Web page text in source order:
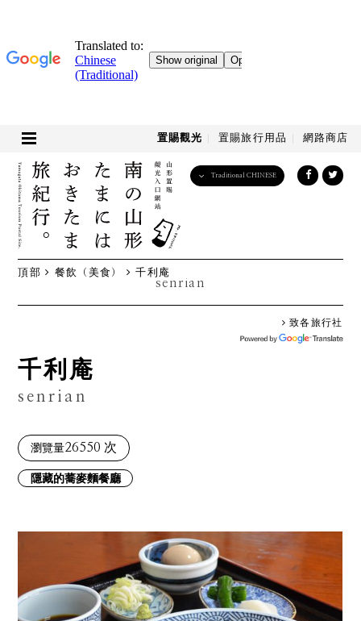
置賜觀光 置賜旅行用品 網路商店
Traditional CHINESE
頂部 餐飲（美食） 千利庵
senrian
致各旅行社
千利庵
senrian
瀏覽量26550 次
隱藏的蕎麥麵餐廳